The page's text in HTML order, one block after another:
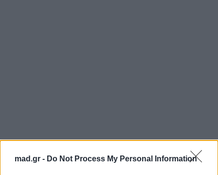
mad.gr - Do Not Process My Personal Information